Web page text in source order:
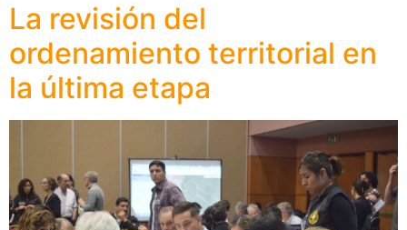
La revisión del
ordenamiento territorial en
la última etapa